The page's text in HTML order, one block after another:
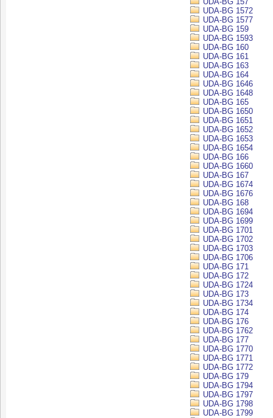
UDA-BG 1572
UDA-BG 1577
UDA-BG 159
UDA-BG 1593
UDA-BG 160
UDA-BG 161
UDA-BG 163
UDA-BG 164
UDA-BG 1646
UDA-BG 1648
UDA-BG 165
UDA-BG 1650
UDA-BG 1651
UDA-BG 1652
UDA-BG 1653
UDA-BG 1654
UDA-BG 166
UDA-BG 1660
UDA-BG 167
UDA-BG 1674
UDA-BG 1676
UDA-BG 168
UDA-BG 1694
UDA-BG 1699
UDA-BG 1701
UDA-BG 1702
UDA-BG 1703
UDA-BG 1706
UDA-BG 171
UDA-BG 172
UDA-BG 1724
UDA-BG 173
UDA-BG 1734
UDA-BG 174
UDA-BG 176
UDA-BG 1762
UDA-BG 177
UDA-BG 1770
UDA-BG 1771
UDA-BG 1772
UDA-BG 179
UDA-BG 1794
UDA-BG 1797
UDA-BG 1798
UDA-BG 1799